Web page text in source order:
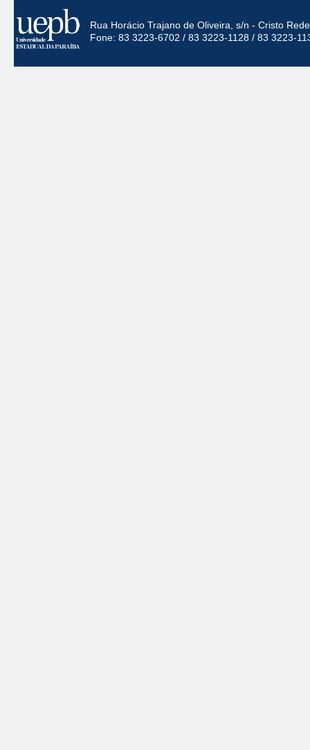
Rua Horácio Trajano de Oliveira, s/n - Cristo
Fone: 83 3223-6702 / 83 3223-1128 / 83 3223-